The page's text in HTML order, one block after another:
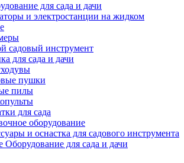
для сада и дачи
и электростанции на жидком
садовый инструмент
для сада и дачи
пушки
пилы
для сада
оборудование
и оснастка для садового инструмента
Оборудование для сада и дачи